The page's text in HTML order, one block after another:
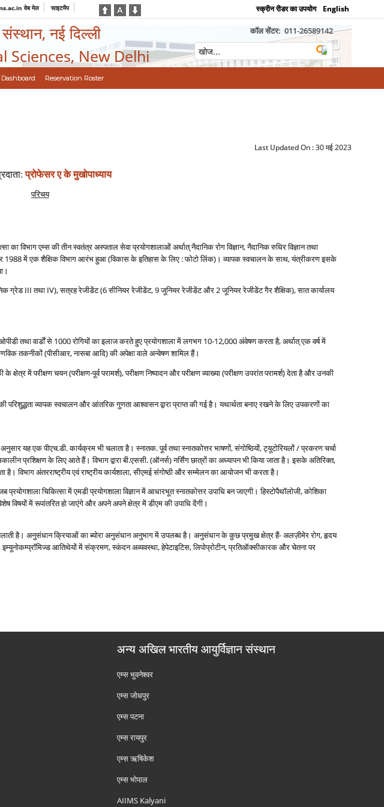
वेब मेल साइटमैप स्क्रीन रीडर का उपयोग English
नई दिल्ली
Sciences, New Delhi
कॉल सेंटर: 011-26589142
Reservation Roster
Last Updated On :30 मई 2023
:प्रोफेसर ए के मुखोपाध्‍याय
परिचय
का विभाग एम्‍स की तीन स्‍वतंत्र अस्‍पताल सेवा प्रयोगशालाओं अर्थात् नैदानिक रोग विज्ञान, नैदानिक रुधिर विज्ञान तथा
1988 में एक शैक्षिक विभाग आरंभ हुआ (विकास के इतिहास के लिए : फोटो लिंक)। व्‍यापक स्‍वचालन के साथ, यंत्रीकरण इसके
ग्रेड III तथा IV), सत्रह रेजीडेंट (6 सीनियर रेजीडेंट, 9 जूनियर रेजीडेंट और 2 जूनियर रेजीडेंट गैर शैक्षिक), सात कार्यालय
तथा वार्डों से 1000 रोगियों का इलाज करते हुए प्रयोगशाला में लगभग 10-12,000 अंवेषण करता है, अर्थात् एक वर्ष में
तकनीकों (पीसीआर, नासबा आदि) की अपेक्षा वाले अन्‍वेषण शामिल हैं।
में परीक्षण चयन (परीक्षण-पूर्व परामर्श), परीक्षण निष्‍पादन और परीक्षण व्‍याख्‍या (परीक्षण उपरांत परामर्श) देता है और उनकी
परिशुद्धता व्‍यापक स्‍वचालन और आंतरिक गुणता आश्‍वासन द्वारा प्राप्‍त की गई है। यथार्थता बनाए रखने के लिए उपकरणों का
यह एक पीएच.डी. कार्यक्रम भी चलाता है। स्‍नातक. पूर्व तथा स्‍नातकोत्तर भाषणों, संगोष्ठियों, ट्यूटोरियलों / प्रकरण चर्चा
प्रशिक्षण के लिए आते हैं। विभाग द्वारा बी.एससी. (ऑनर्स) नर्सिंग छात्रों का अध्‍यापन भी किया जाता है। इसके अतिरिक्‍त,
है। विभाग अंतरराष्‍ट्रीय एवं राष्‍ट्रीय कार्यशाला, सीएमई संगोष्‍ठी और सम्‍मेलन का आयोजन भी करता है।
चिकित्‍सा में एमडी प्रयोगशाला विज्ञान में आधारभूत स्‍नातकोत्तर उपाधि बन जाएगी। हिस्‍टोपैथॉलोजी, कोशिका
विषयों में रूपांतरित हो जाएंगे और अपने अपने क्षेत्र में डीएम की उपाधि देंगी।
चलाती है। अनुसंधान क्रियाओं का ब्‍योरा अनुसंधान अनुभाग में उपलब्‍ध है। अनुसंधान के कुछ प्रमुख क्षेत्र हैं- अलज़ीमेर रोग, हृदय
आतिथेयों में संक्रमण, स्‍कंदन अव्‍यवस्‍था, हेपेटाइटिस, लिपोप्रोटीन, प्रतिऑक्‍सीकारक और चेतना पर
अन्य अखिल भारतीय आयुर्विज्ञान संस्थान
एम्‍स भुवनेश्वर
एम्‍स जोधपुर
एम्‍स पटना
एम्‍स रायपुर
एम्‍स ऋषिकेश
एम्‍स भोपाल
AIIMS Kalyani